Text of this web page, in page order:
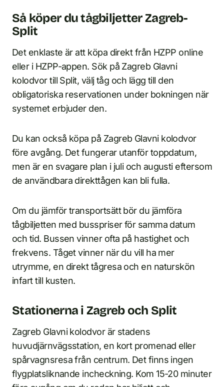
Så köper du tågbiljetter Zagreb-
Split
Det enklaste är att köpa direkt från HZPP online
eller i HZPP-appen. Sök på Zagreb Glavni
kolodvor till Split, välj tåg och lägg till den
obligatoriska reservationen under bokningen när
systemet erbjuder den.
Du kan också köpa på Zagreb Glavni kolodvor
före avgång. Det fungerar utanför toppdatum,
men är en svagare plan i juli och augusti eftersom
de användbara direkttågen kan bli fulla.
Om du jämför transportsätt bör du jämföra
tågbiljetten med busspriser för samma datum
och tid. Bussen vinner ofta på hastighet och
frekvens. Tåget vinner när du vill ha mer
utrymme, en direkt tågresa och en naturskön
infart till kusten.
Stationerna i Zagreb och Split
Zagreb Glavni kolodvor är stadens
huvudjärnvägsstation, en kort promenad eller
spårvagnsresa från centrum. Det finns ingen
flygplatsliknande incheckning. Kom 15-20 minuter